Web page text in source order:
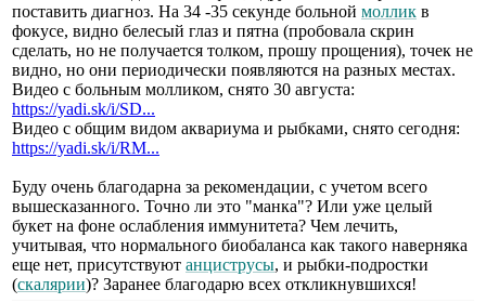
поставить диагноз. На 34 -35 секунде больной моллик в
фокусе, видно белесый глаз и пятна (пробовала скрин
сделать, но не получается толком, прошу прощения), точек не
видно, но они периодически появляются на разных местах.
Видео с больным молликом, снято 30 августа:
https://yadi.sk/i/SD...
Видео с общим видом аквариума и рыбками, снято сегодня:
https://yadi.sk/i/RM...
Буду очень благодарна за рекомендации, с учетом всего
вышесказанного. Точно ли это "манка"? Или уже целый
букет на фоне ослабления иммунитета? Чем лечить,
учитывая, что нормального биобаланса как такого наверняка
еще нет, присутствуют анциструсы, и рыбки-подростки
(скалярии)? Заранее благодарю всех откликнувшихся!